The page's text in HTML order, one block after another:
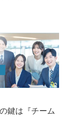
鍵は『チーム